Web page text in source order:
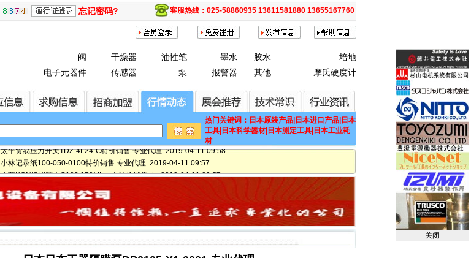
忘记密码? 客服热线：025-58860935 13611581880 13655167760
阀 干燥器 油性笔 墨水 胶水
培地
电子元器件
传感器 泵 报警器 其他 摩氏硬度计
热门关键词：日本原装产品|日本进口产品|日本
工具|日本科学器材|日本测定工具|日本工业耗
材
微软3.5亿美元甩卖诺基亚富士康接盘 2019-08-13 14:03
【厂家特价供应】IBS 防爆阀/磁力轮RCB4V-600 2019-05-17 09:53
专业销售日本松下Panasonic、东芝TOSHIBA、NE 2019-05-17 09:42
日本日东工器隔膜泵DP0105-X1-0001 专业代理 2019-04-11 11:02
【鹏控代理】日本日东工器隔膜泵DP0105-X1-0001 2019-04-11 11:02
增田LPF-08(06)用的过滤芯P15-010P特价销售 2019-04-11 09:58
太平贸易压力开关TDZ-4L24-C特价销售 专业代理 2019-04-11 09:58
小林记录纸100-050-0100特价销售 专业代理 2019-04-11 09:57
小西KONISHI胶水G103 170ML一支特价销售 专 2019-04-11 09:57
2019-04-11 09:57
小金井KOGANEI快速接头TS4-M5M 10个一包特价销 2019-04-11 09:57
新大陆条形码打印机TTP-345特价销售 专业代理 2019-04-11 09:57
昭和技研旋转接头OPKF-1 50AX20K 3A108 2019-04-11 09:57
昭和测器荷重计MR-10N特价销售 专业代理 2019-04-11 09:57
松下控制器MBDHT2510E特价销售 专业代理 2019-04-11 09:57
关闭